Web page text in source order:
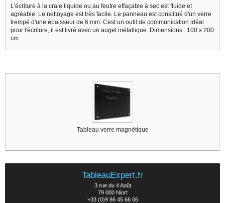
L'écriture à la craie liquide ou au feutre effaçable à sec est fluide et
agréable. Le nettoyage est très facile. Le panneau est constitué d'un verre
trempé d'une épaisseur de 6 mm. Cest un outil de communication idéal
pour l'écriture, il est livré avec un auget métallique. Dimensions : 100 x 200
cm.
Tableau verre magnétique
TableauExpert.fr
3 rue du 4 Août
79 000 Niort
+33 (0)9 86 45 66 06